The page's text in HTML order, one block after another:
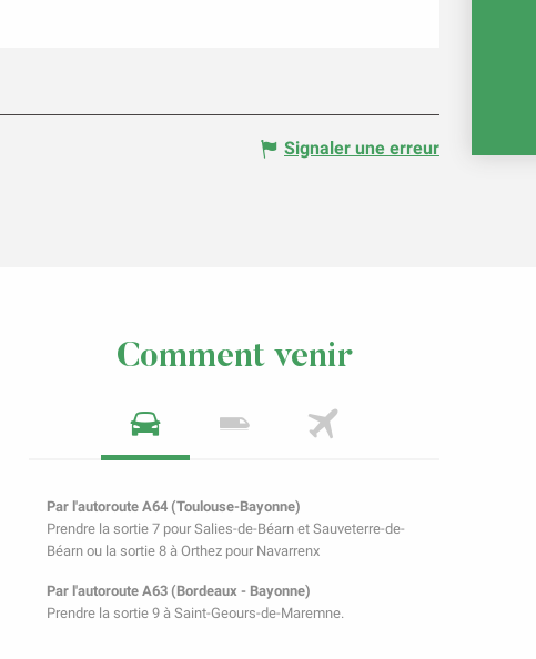
Signaler une erreur
Comment venir
Par l'autoroute A64 (Toulouse-Bayonne)
Prendre la sortie 7 pour Salies-de-Béarn et Sauveterre-de-
Béarn ou la sortie 8 à Orthez pour Navarrenx
Par l'autoroute A63 (Bordeaux - Bayonne)
Prendre la sortie 9 à Saint-Geours-de-Maremne.